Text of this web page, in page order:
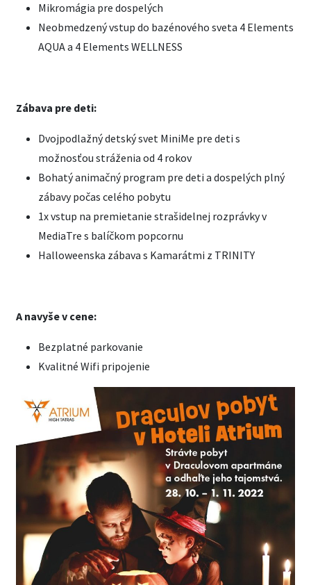
Mikromágia pre dospelých
Neobmedzený vstup do bazénového sveta 4 Elements
AQUA a 4 Elements WELLNESS
Zábava pre deti:
Dvojpodlažný detský svet MiniMe pre deti s
možnosťou stráženia od 4 rokov
Bohatý animačný program pre deti a dospelých plný
zábavy počas celého pobytu
1x vstup na premietanie strašidelnej rozprávky v
MediaTre s balíčkom popcornu
Halloweenska zábava s Kamarátmi z TRINITY
A navyše v cene:
Bezplatné parkovanie
Kvalitné Wifi pripojenie